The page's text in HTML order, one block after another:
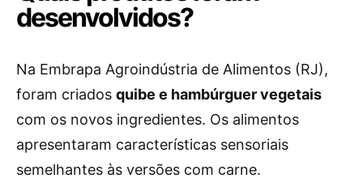
desenvolvidos?
Na Embrapa Agroindústria de Alimentos (RJ),
foram criados quibe e hambúrguer vegetais
com os novos ingredientes. Os alimentos
apresentaram características sensoriais
semelhantes às versões com carne.